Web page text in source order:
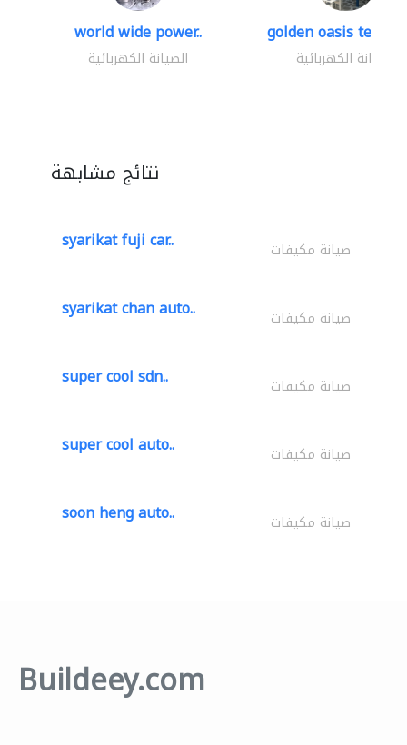
world wide power..
الصيانة الكهربائية
golden oasis
الصيانة الكهربائية
نتائج مشابهة
syarikat fuji car.. صيانة مكيفات
syarikat chan auto.. صيانة مكيفات
super cool sdn.. صيانة مكيفات
super cool auto.. صيانة مكيفات
soon heng auto.. صيانة مكيفات
Buildeey.com